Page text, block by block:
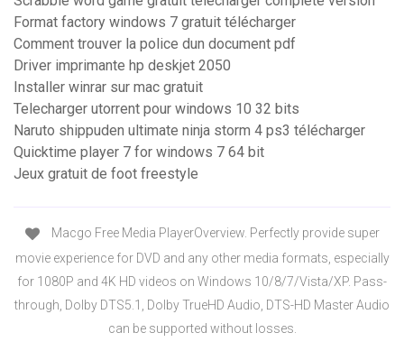
Format factory windows 7 gratuit télécharger
Comment trouver la police dun document pdf
Driver imprimante hp deskjet 2050
Installer winrar sur mac gratuit
Telecharger utorrent pour windows 10 32 bits
Naruto shippuden ultimate ninja storm 4 ps3 télécharger
Quicktime player 7 for windows 7 64 bit
Jeux gratuit de foot freestyle
Macgo Free Media PlayerOverview. Perfectly provide super
movie experience for DVD and any other media formats, especially
for 1080P and 4K HD videos on Windows 10/8/7/Vista/XP. Pass-
through, Dolby DTS5.1, Dolby TrueHD Audio, DTS-HD Master Audio
can be supported without losses.